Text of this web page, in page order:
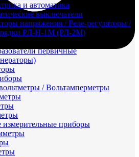
и автоматика
выключатели
напряжения / Реле-регуляторы /
РЛ-Н-1М (РЛ-2М)
первичные
/ Вольтамперметры
измерительные приборы